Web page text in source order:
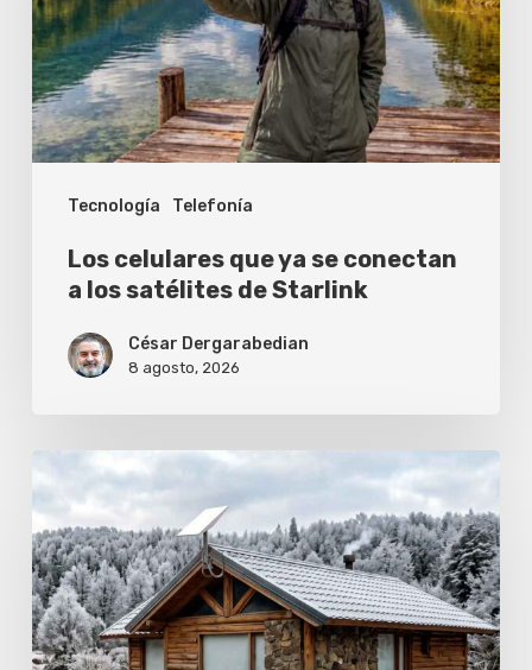
Tecnología Telefonía
se
conectan
a
los
satélites
StarlinkLos celulares que ya se conectan
a los satélites de Starlink
César Dergarabedian
8 agosto, 2026
evitar
que
el
frío
corte